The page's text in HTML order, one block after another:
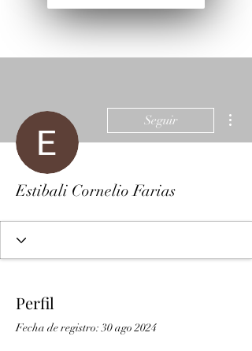
Seguir
Estibali Cornelio Farias
Perfil
Fecha de registro: 30 ago 2024